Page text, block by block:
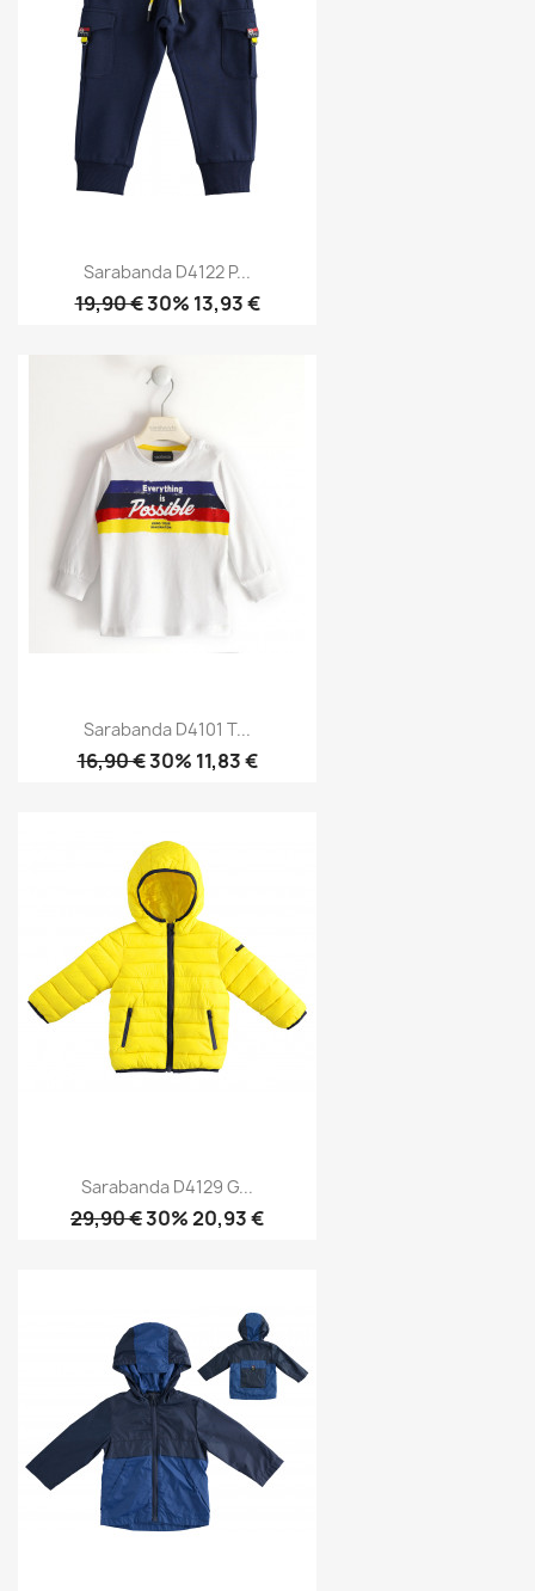
Sarabanda D4122 P...
19,90 €30% 13,93 €
Sarabanda D4101 T...
16,90 €30% 11,83 €
Sarabanda D4129 G...
29,90 €30% 20,93 €